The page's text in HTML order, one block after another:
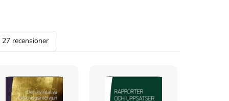
27 recensioner